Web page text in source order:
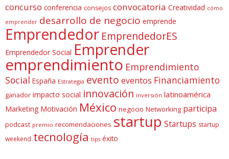
concurso conferencia consejos convocatoria Creatividad cómo
emprender desarrollo de negocio emprende
Emprendedor EmprendedorES
Emprendedor Social Emprender
emprendimiento Emprendimiento
Social España Estrategia evento eventos Financiamiento
ganador impacto social innovación inversión latinoamérica
Marketing Motivación México negocio Networking participa
podcast premio recomendaciones startup Startups startup
weekend tecnología tips éxito